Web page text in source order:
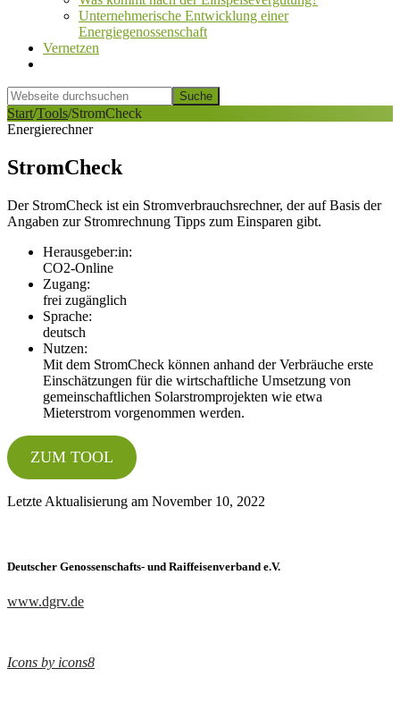
Unternehmerische Entwicklung einer
Energiegenossenschaft
Vernetzen
Webseite
durchsuchen
Hide
Search
Start/Tools/StromCheck
Energierechner
StromCheck
Der StromCheck ist ein Stromverbrauchsrechner, der auf Basis der
Angaben zur Stromrechnung Tipps zum Einsparen gibt.
Herausgeber:in:
CO2-Online
Zugang:
frei zugänglich
Sprache:
deutsch
Nutzen:
Mit dem StromCheck können anhand der Verbräuche erste
Einschätzungen für die wirtschaftliche Umsetzung von
gemeinschaftlichen Solarstromprojekten wie etwa
Mieterstrom vorgenommen werden.
ZUM TOOL
Letzte Aktualisierung am November 10, 2022
Deutscher Genossenschafts- und Raiffeisenverband e.V.
www.dgrv.de
Icons by icons8